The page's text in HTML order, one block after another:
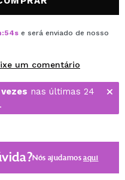
:54s e será enviado de nosso
um comentário
nas últimas 24
Nós ajudamosaqui